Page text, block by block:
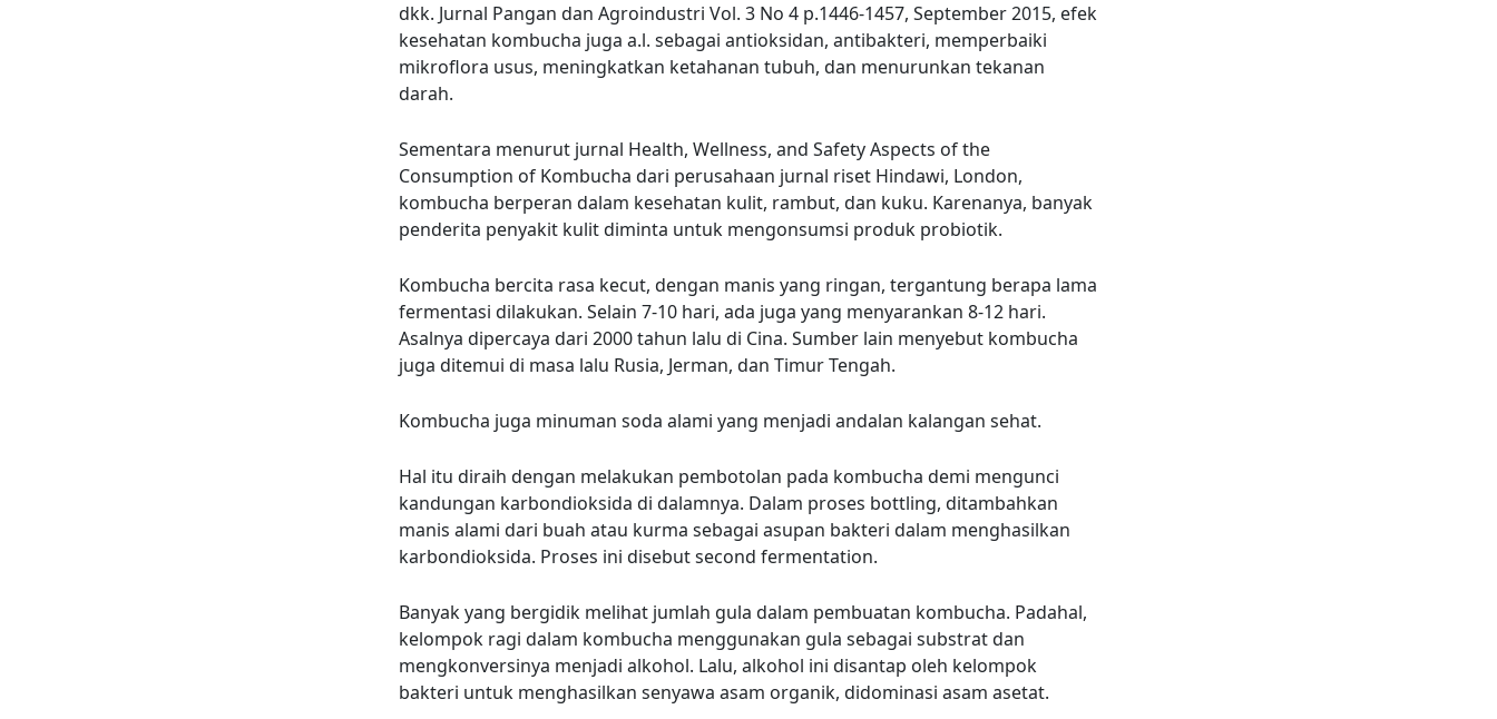
dkk. Jurnal Pangan dan Agroindustri Vol. 3 No 4 p.1446-1457, September 2015, efek
kesehatan kombucha juga a.l. sebagai antioksidan, antibakteri, memperbaiki
mikroflora usus, meningkatkan ketahanan tubuh, dan menurunkan tekanan
darah.
Sementara menurut jurnal Health, Wellness, and Safety Aspects of the
Consumption of Kombucha dari perusahaan jurnal riset Hindawi, London,
kombucha berperan dalam kesehatan kulit, rambut, dan kuku. Karenanya, banyak
penderita penyakit kulit diminta untuk mengonsumsi produk probiotik.
Kombucha bercita rasa kecut, dengan manis yang ringan, tergantung berapa lama
fermentasi dilakukan. Selain 7-10 hari, ada juga yang menyarankan 8-12 hari.
Asalnya dipercaya dari 2000 tahun lalu di Cina. Sumber lain menyebut kombucha
juga ditemui di masa lalu Rusia, Jerman, dan Timur Tengah.
Kombucha juga minuman soda alami yang menjadi andalan kalangan sehat.
Hal itu diraih dengan melakukan pembotolan pada kombucha demi mengunci
kandungan karbondioksida di dalamnya. Dalam proses bottling, ditambahkan
manis alami dari buah atau kurma sebagai asupan bakteri dalam menghasilkan
karbondioksida. Proses ini disebut second fermentation.
Banyak yang bergidik melihat jumlah gula dalam pembuatan kombucha. Padahal,
kelompok ragi dalam kombucha menggunakan gula sebagai substrat dan
mengkonversinya menjadi alkohol. Lalu, alkohol ini disantap oleh kelompok
bakteri untuk menghasilkan senyawa asam organik, didominasi asam asetat.